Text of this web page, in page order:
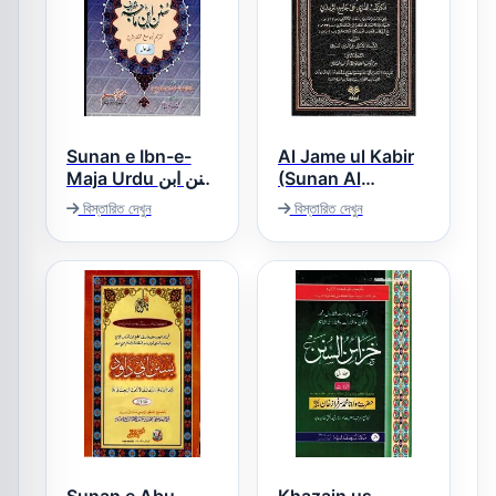
Sunan e Ibn-e-
Maja Urdu سنن ابن
ماجہ اردو
বিস্তারিত দেখুন
Al Jame ul Kabir
(Sunan Al
Tirmezi) الجامع
الکبیر سنن الترمذی
مع الکوکب الدری
বিস্তারিত দেখুন